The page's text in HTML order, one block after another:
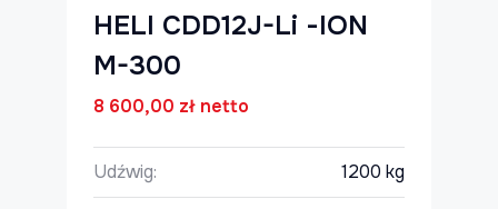
HELI CDD12J-Li -ION
M-300
8 600,00 zł netto
Udźwig: 1200 kg